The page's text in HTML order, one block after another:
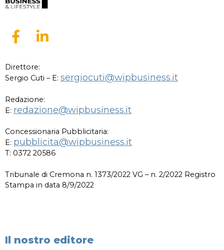
Direttore:
Sergio Cuti – E: sergiocuti@wipbusiness.it
Redazione:
E: redazione@wipbusiness.it
Concessionaria Pubblicitaria:
E: pubblicita@wipbusiness.it
T: 0372 20586
Tribunale di Cremona n. 1373/2022 VG – n. 2/2022 Registro
Stampa in data 8/9/2022
Il nostro editore